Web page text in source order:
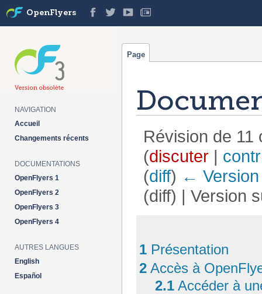
Révision de
(discuter|
(diff) ←
(diff) | Version
1 Présentation
2 Accès à
2.1 Accéder à
Page
OpenFlyers
NAVIGATION
Accueil
Changements récents
DOCUMENTATIONS
OpenFlyers 1
OpenFlyers 2
OpenFlyers 3
OpenFlyers 4
AUTRES LANGUES
English
Español